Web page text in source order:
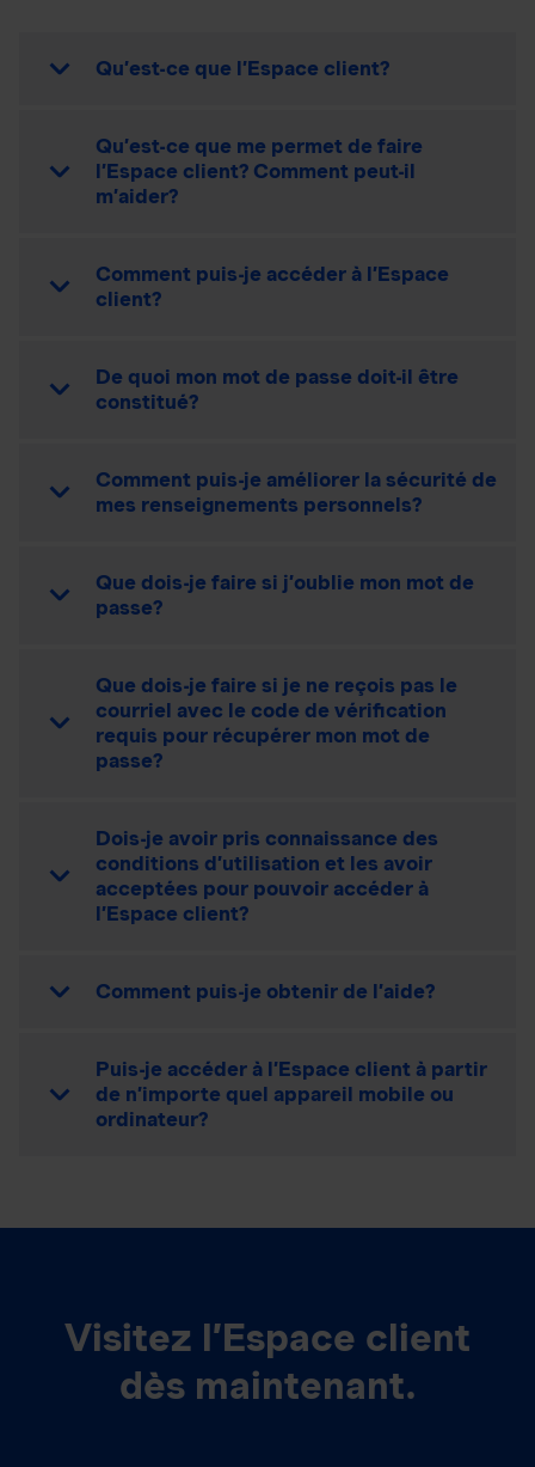
Qu’est-ce que l’Espace client?
Qu’est-ce que me permet de faire
l’Espace client? Comment peut-il
m’aider?
Comment puis-je accéder à l’Espace
client?
De quoi mon mot de passe doit-il être
constitué?
Comment puis-je améliorer la sécurité de
mes renseignements personnels?
Que dois-je faire si j’oublie mon mot de
passe?
Que dois-je faire si je ne reçois pas le
courriel avec le code de vérification
requis pour récupérer mon mot de
passe?
Dois-je avoir pris connaissance des
conditions d’utilisation et les avoir
acceptées pour pouvoir accéder à
l’Espace client?
Comment puis-je obtenir de l’aide?
Puis-je accéder à l’Espace client à partir
de n’importe quel appareil mobile ou
ordinateur?
Visitez l’Espace client
dès maintenant.